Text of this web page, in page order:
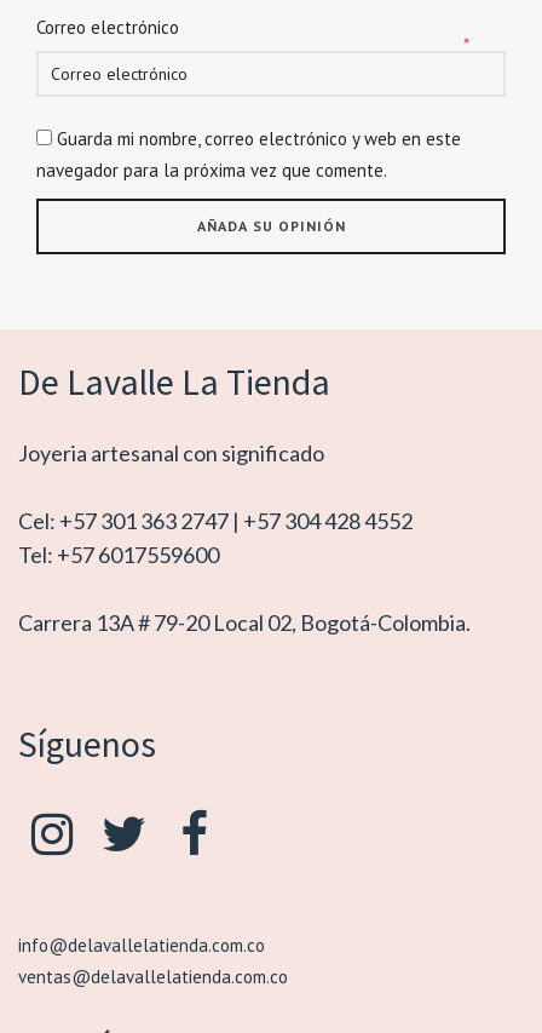
Correo electrónico
*
Guarda mi nombre, correo electrónico y web en este
navegador para la próxima vez que comente.
De Lavalle La Tienda
Joyeria artesanal con significado
Cel: +57 301 363 2747 | +57 304 428 4552
Tel: +57 6017559600
Carrera 13A # 79-20 Local 02, Bogotá-Colombia.
Síguenos
info@delavallelatienda.com.co
ventas@delavallelatienda.com.co